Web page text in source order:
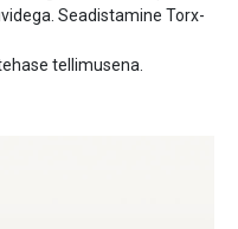
Seadistamine Torx-
tellimusena.